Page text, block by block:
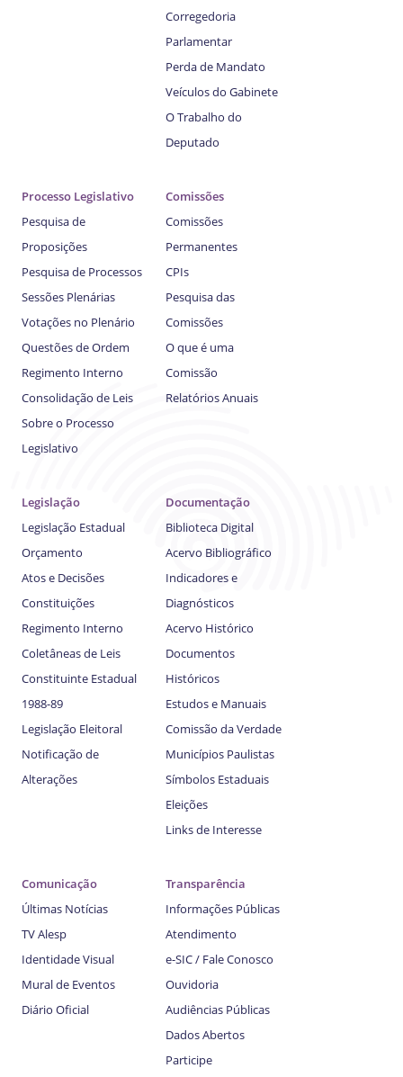
Corregedoria
Parlamentar
Perda de Mandato
Veículos do Gabinete
O Trabalho do
Deputado
Processo Legislativo
Pesquisa de
Proposições
Pesquisa de Processos
Sessões Plenárias
Votações no Plenário
Questões de Ordem
Regimento Interno
Consolidação de Leis
Sobre o Processo
Legislativo
Comissões
Comissões
Permanentes
CPIs
Pesquisa das
Comissões
O que é uma
Comissão
Relatórios Anuais
Legislação
Legislação Estadual
Orçamento
Atos e Decisões
Constituições
Regimento Interno
Coletâneas de Leis
Constituinte Estadual
1988-89
Legislação Eleitoral
Notificação de
Alterações
Documentação
Biblioteca Digital
Acervo Bibliográfico
Indicadores e
Diagnósticos
Acervo Histórico
Documentos
Históricos
Estudos e Manuais
Comissão da Verdade
Municípios Paulistas
Símbolos Estaduais
Eleições
Links de Interesse
Comunicação
Últimas Notícias
TV Alesp
Identidade Visual
Mural de Eventos
Diário Oficial
Transparência
Informações Públicas
Atendimento
e-SIC / Fale Conosco
Ouvidoria
Audiências Públicas
Dados Abertos
Participe